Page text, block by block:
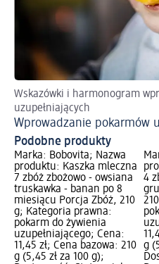
Wskazówki i harmonogram
uzupełniających
Wprowadzanie pokarmów
Podobne produkty
Marka: Bobovita; Nazwa
produktu: Kaszka mleczna
7 zbóż zbożowo - owsiana
truskawka - banan po 8
miesiącu Porcja Zbóż, 210
g; Kategoria prawna:
pokarm do żywienia
uzupełniającego; Cena:
11,45 zł; Cena bazowa: 210
g (5,45 zł za 100 g);
4
g